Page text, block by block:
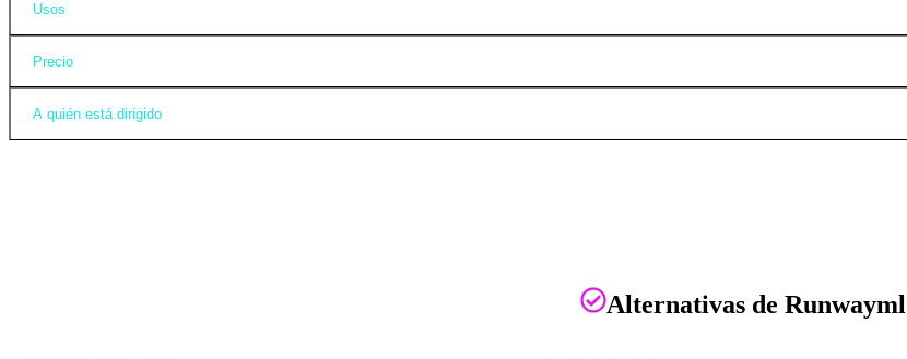
Usos
Precio
A quién está dirigido
Alternativas de Runwayml